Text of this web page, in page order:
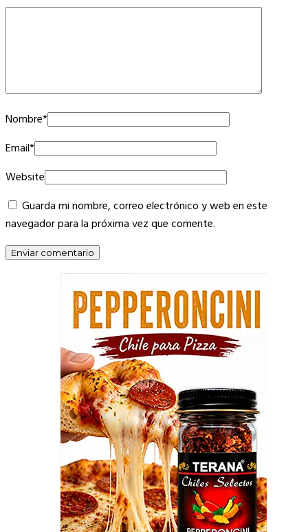
Nombre*
Email*
Website
Guarda mi nombre, correo electrónico y web en este
navegador para la próxima vez que comente.